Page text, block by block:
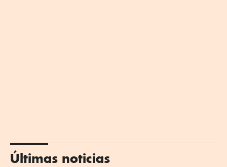
Últimas noticias